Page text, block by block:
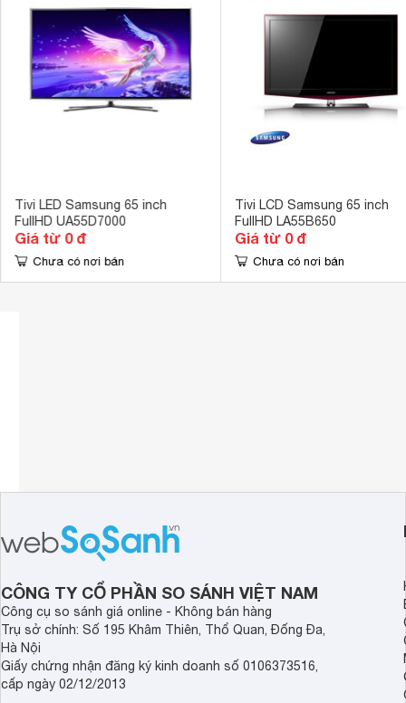
Tổng công suất loa 20
Kích thước có chân, đặt bàn
Trọng lượng có chân
Kích thước không chân, treo tường 123.26 x
Tivi LED Samsung 65 inch
FullHD UA55D7000
Giá từ 0 đ
Chưa có nơi bán
Tivi LCD Samsung 65 inch
FullHD LA55B650
Giá từ 0 đ
Chưa có nơi bán
CÔNG TY CỔ PHẦN SO SÁNH VIỆT NAM
Công cụ so sánh giá online - Không bán hàng
Trụ sở chính: Số 195 Khâm Thiên, Thổ Quan, Đống Đa,
Hà Nội
Giấy chứng nhận đăng ký kinh doanh số 0106373516,
cấp ngày 02/12/2013